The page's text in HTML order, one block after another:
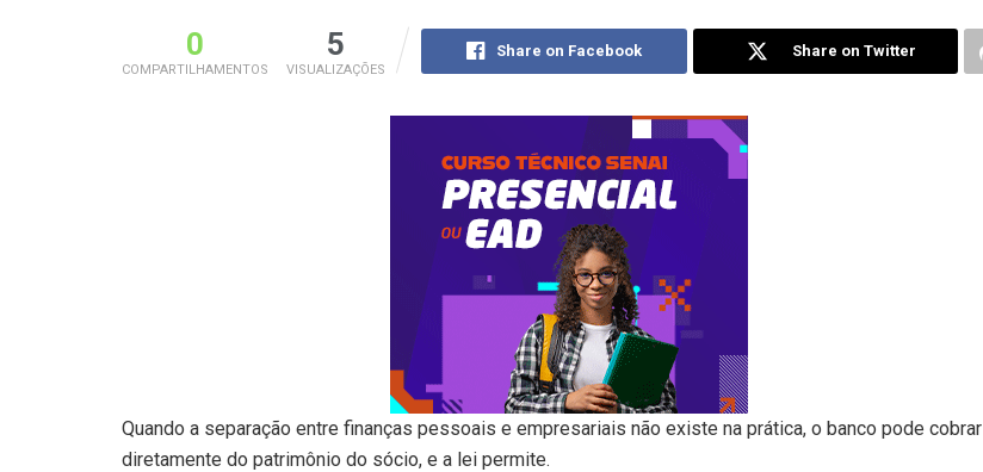
0
COMPARTILHAMENTOS
5
VISUALIZAÇÕES
Share on Facebook Share on Twitter
Quando a separação entre finanças pessoais e empresariais não existe na prática, o banco pode cobrar
diretamente do patrimônio do sócio, e a lei permite.